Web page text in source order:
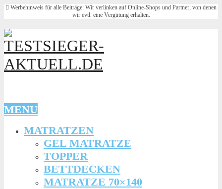
Werbehinweis für alle Beiträge: Wir verlinken auf Online-Shops und Partner, von denen
wir evtl. eine Vergütung erhalten.
MENU
MATRATZEN
GEL MATRATZE
TOPPER
BETTDECKEN
MATRATZE 70×140